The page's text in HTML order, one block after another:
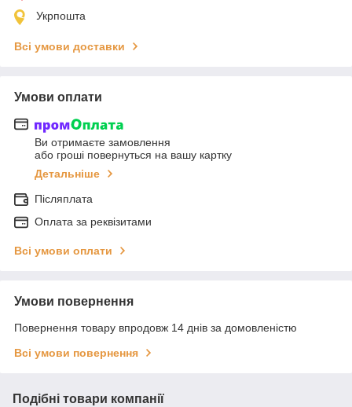
Укрпошта
Всі умови доставки
Умови оплати
Ви отримаєте замовлення
або гроші повернуться на вашу картку
Детальніше
Післяплата
Оплата за реквізитами
Всі умови оплати
Умови повернення
Повернення товару впродовж 14 днів за домовленістю
Всі умови повернення
Подібні товари компанії